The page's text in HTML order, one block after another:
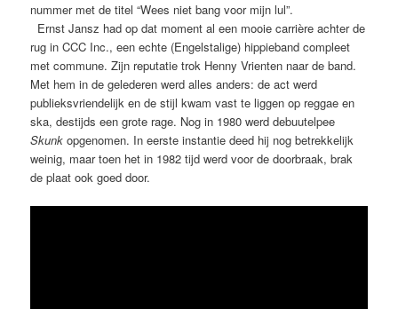
nummer met de titel “Wees niet bang voor mijn lul”.
Ernst Jansz had op dat moment al een mooie carrière achter de
rug in CCC Inc., een echte (Engelstalige) hippieband compleet
met commune. Zijn reputatie trok Henny Vrienten naar de band.
Met hem in de gelederen werd alles anders: de act werd
publieksvriendelijk en de stijl kwam vast te liggen op reggae en
ska, destijds een grote rage. Nog in 1980 werd debuutelpee
Skunk opgenomen. In eerste instantie deed hij nog betrekkelijk
weinig, maar toen het in 1982 tijd werd voor de doorbraak, brak
de plaat ook goed door.